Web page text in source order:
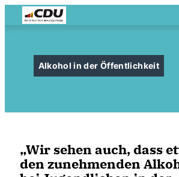
Alkohol in der Öffentlichkeit
Wir sehen auch, dass
den zunehmenden